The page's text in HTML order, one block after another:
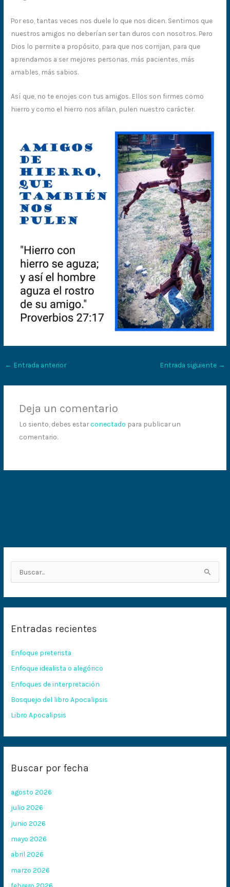
Por eso, tantas veces nos duele lo que nos dicen. Sentimos que
nuestros amigos no deberían ser tan duros con nosotros. Pero
Dios lo permite a propósito, para que nos corrijan, para que
aprendamos a ser mejores personas, más pacientes, más
amables, más sabios.
Así que, no te enojes con tus amigos. Ellos son firmes como
hierro y como el hierro nos afilan, pulen nuestro carácter.
← Entrada anterior Entrada siguiente →
Deja un comentario
Lo siento, debes estarconectado para publicar un
comentario.
a
p
o
r
:
Entradas recientes
Enfoque preterista
Enfoque idealista o alegórico
Enfoques de interpretación
Bosquejo del libro Apocalipsis
Libro Apocalipsis
Buscar por fecha
agosto 2026
julio 2026
junio 2026
mayo 2026
abril 2026
marzo 2026